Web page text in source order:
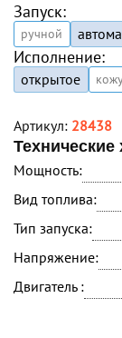
Запуск:
ручной
Исполнение:
открытое
Артикул: 28438
Технические
Мощность:
Вид топлива:
Тип запуска:
Напряжение:
Двигатель :